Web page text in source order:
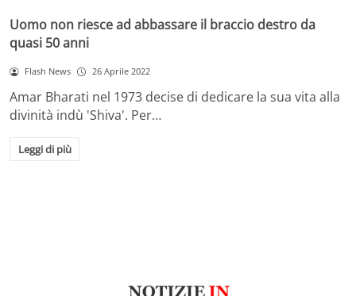
Uomo non riesce ad abbassare il braccio destro da
quasi 50 anni
Flash News 26 Aprile 2022
Amar Bharati nel 1973 decise di dedicare la sua vita alla
divinità indù 'Shiva'. Per…
Leggi di più